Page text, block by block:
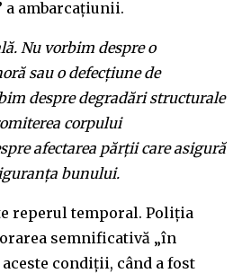
a ambarcațiunii.
Nu vorbim despre o
sau o defecțiune de
despre degradări structurale
corpului
afectarea părții care asigură
bunului.
reperul temporal. Poliția
semnificativă „în
condiții, când a fost